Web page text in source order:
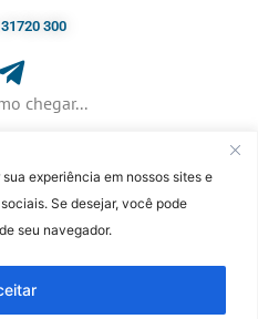
experiência em nossos sites e
Se desejar, você pode
seu navegador.
300
chegar...
7000​
de Souza